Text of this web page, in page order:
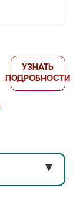
УЗНАТЬ
ПОДРОБНОСТИ
▼